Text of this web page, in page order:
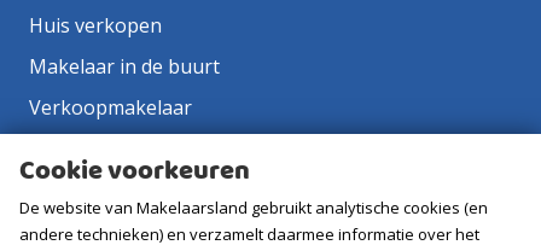
Huis verkopen
Makelaar in de buurt
Verkoopmakelaar
Vacatures
Cookie voorkeuren
De website van Makelaarsland gebruikt analytische cookies (en
andere technieken) en verzamelt daarmee informatie over het